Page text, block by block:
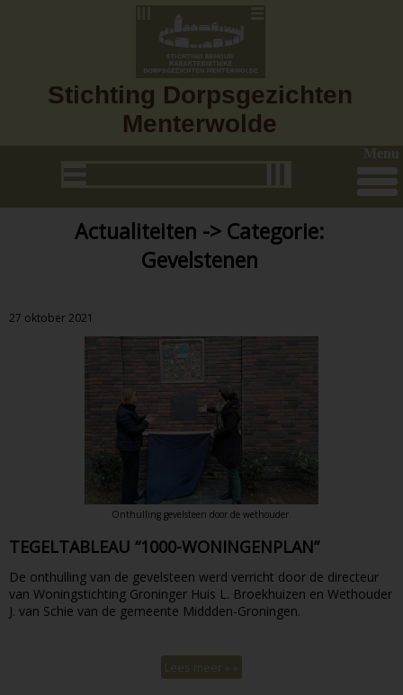
Stichting Dorpsgezichten
Menterwolde
Menu
Actualiteiten -> Categorie:
Gevelstenen
27 oktober 2021
Onthulling gevelsteen door de wethouder.
TEGELTABLEAU “1000-WONINGENPLAN”
De onthulling van de gevelsteen werd verricht door de directeur
van Woningstichting Groninger Huis L. Broekhuizen en Wethouder
J. van Schie van de gemeente Middden-Groningen.
Lees meer » »